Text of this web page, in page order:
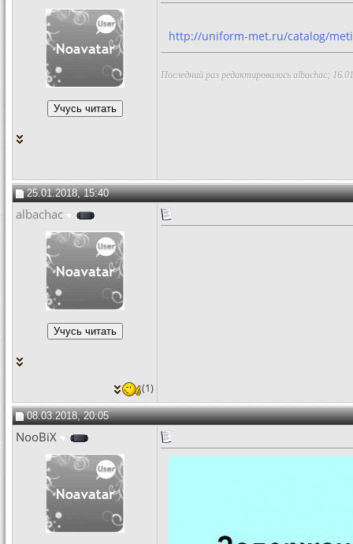
http://uniform-met.ru/catalog/
Последний раз редактировалось albachac;
25.01.2018, 15:40
albachac
(1)
08.03.2018, 20:05
NooBiX